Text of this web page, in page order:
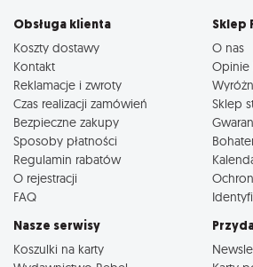
Obsługa klienta
Koszty dostawy
Kontakt
Reklamacje i zwroty
Czas realizacji zamówień
Bezpieczne zakupy
Sposoby płatności
Regulamin rabatów
O rejestracji
FAQ
Sklep
O nas
Opinie
Sklep
Nasze serwisy
Koszulki na karty